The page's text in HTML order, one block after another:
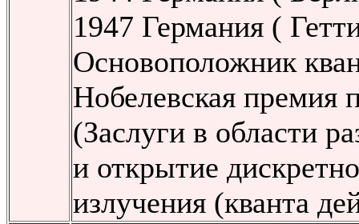
1947 Германия (
Основоположник
Нобелевская премия
(Заслуги в области
и открытие
излучения (кванта